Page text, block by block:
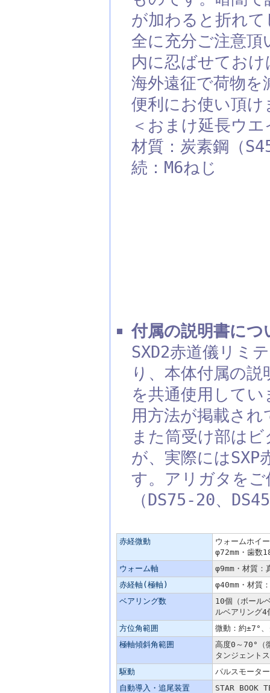
が加わると折れ
全に充分ご注意頂
内に忍ばせてお
海外遠征で荷物
便利にお使い頂け
＜おまけ延長ウ
材質：炭素鋼（
続：M6ねじ
付属の説明書につ
SXD2赤道儀リミ
り、本体付属の
を共通使用して
用方法が掲載さ
また筒受け部は
が、実際にはSXP
す。アリガタを
（DS75-20、
赤経微動
ウォームホイ
φ72mm・歯数
ウォーム軸
φ9mm・材質：
赤経軸(極軸)
φ40mm・材質
ベアリング数
10個（ボール
ルベアリング4
方位角範囲
微動：約±7°
極軸傾斜角範囲
高度0～70°（
タンジェント
駆動
パルスモータ
自動導入・追尾装置
STAR BOOK